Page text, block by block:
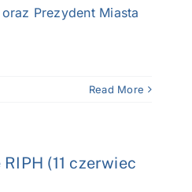
Prezydent Miasta
Read More
(11 czerwiec